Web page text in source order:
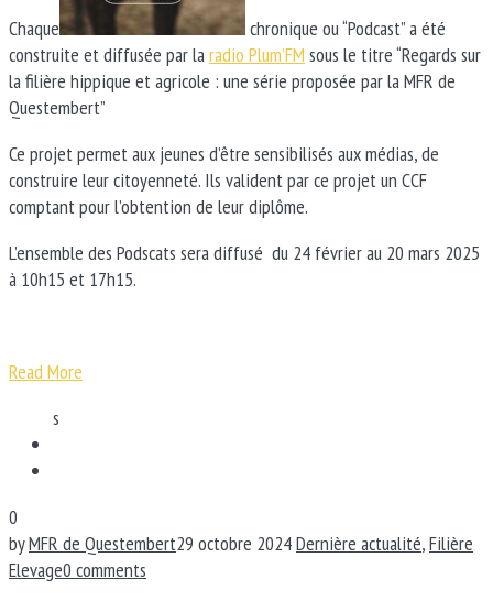
Chaque
chronique ou “Podcast” a été
construite et diffusée par laradio Plum’FM sous le titre “Regards sur
la filière hippique et agricole : une série proposée par la MFR de
Questembert”
Ce projet permet aux jeunes d’être sensibilisés aux médias, de
construire leur citoyenneté. Ils valident par ce projet un CCF
comptant pour l’obtention de leur diplôme.
L’ensemble des Podscats sera diffusé du 24 février au 20 mars 2025
à 10h15 et 17h15.
Read More
s
0
byMFR de Questembert29 octobre 2024Dernière actualité,Filière
Elevage0 comments